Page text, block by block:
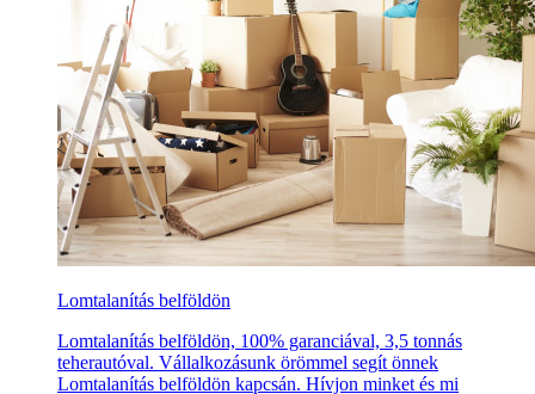
Lomtalanítás belföldön
Lomtalanítás belföldön, 100% garanciával, 3,5 tonnás
teherautóval. Vállalkozásunk örömmel segít önnek
Lomtalanítás belföldön kapcsán. Hívjon minket és mi